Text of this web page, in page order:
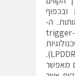
ה-
MSO הקיים כיום בשוק מצויד ב-trigger
(DDR2/3/4, LPDDR2 ו- LPDDR3).
מאפשר